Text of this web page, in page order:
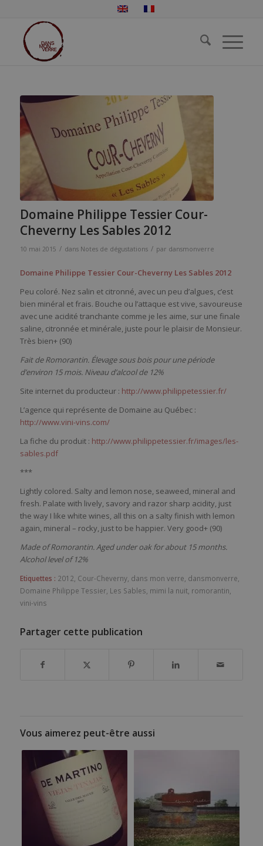
Domaine Philippe Tessier Cour-
Cheverny Les Sables 2012
10 mai 2015 / dans Notes de dégustations / par dansmonverre
Domaine Philippe Tessier Cour-Cheverny Les Sables 2012
Peu coloré. Nez salin et citronné, avec un peu d’algues, c’est
bien minéral et frais. Bouche ou l’attaque est vive, savoureuse
avec une acidité tranchante comme je les aime, sur une finale
saline, citronnée et minérale, juste pour le plaisir de Monsieur.
Très bien+ (90)
Fait de Romorantin. Élevage sous bois pour une période
d’environ 15 mois. Niveau d’alcool de 12%
Site internet du producteur : http://www.philippetessier.fr/
L’agence qui représente de Domaine au Québec :
http://www.vini-vins.com/
La fiche du produit : http://www.philippetessier.fr/images/les-
sables.pdf
***
Lightly colored. Salty and lemon nose, seaweed, mineral and
fresh. Palate with lively, savory and razor sharp acidity, just
the way I like white wines, all this on a salty finish with lemon
again, mineral – rocky, just to be happier. Very good+ (90)
Made of Romorantin. Aged under oak for about 15 months.
Alcohol level of 12%
Etiquettes : 2012 Cour-Cheverny, dans mon verre dansmonverre
Domaine Philippe Tessier, Les Sables mimi la nuit, romorantin
vini-vins
Partager cette publication
Vous aimerez peut-être aussi